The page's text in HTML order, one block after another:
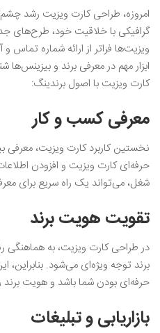
امروزه، طراحی کارت ویزیت رشد
گرافیکی با خلاقیت خود، طرح‌های
ویزیت‌ها فراتر از ارائه شماره
ابزار مهم در معرفی برند و
کارت ویزیت با اصول برندینگ:
معرفی کسب و کار
نخستین کاربرد کارت ویزیت،
حرفه‌ای کارت ویزیت و افزودن
شغل، می‌تواند یک راه سریع برای
تقویت هویت برند
در طراحی کارت ویزیت، به
برند توجه ویژه‌ای می‌شود. بنابراین،
حرفه‌ای بودن شما باشد و هویت برند
بازاریابی و تبلیغات